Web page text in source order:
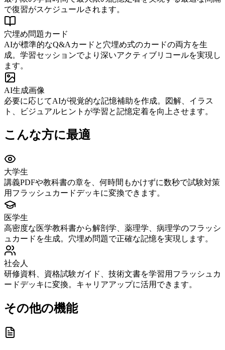
で復習がスケジュールされます。
穴埋め問題カード
AIが標準的なQ&Aカードと穴埋め式のカードの両方を生
成。学習セッションでより深いアクティブリコールを実現し
ます。
AI生成画像
必要に応じてAIが視覚的な記憶補助を作成。図解、イラス
ト、ビジュアルヒントが学習と記憶定着を向上させます。
こんな方に最適
大学生
講義PDFや教科書の章を、何時間もかけずに数秒で試験対策
用フラッシュカードデッキに変換できます。
医学生
高密度な医学教科書から解剖学、薬理学、病理学のフラッシ
ュカードを生成。穴埋め問題で正確な記憶を実現します。
社会人
研修資料、資格試験ガイド、技術文書を学習用フラッシュカ
ードデッキに変換。キャリアアップに活用できます。
その他の機能